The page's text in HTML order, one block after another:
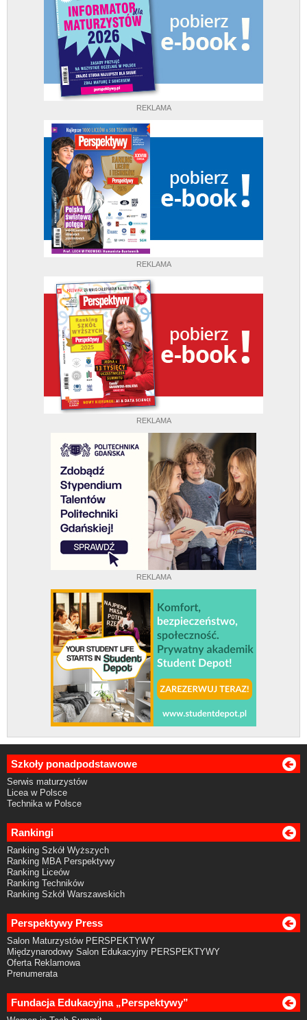
REKLAMA
REKLAMA
REKLAMA
REKLAMA
Szkoły ponadpodstawowe
Serwis maturzystów
Licea w Polsce
Technika w Polsce
Rankingi
Ranking Szkół Wyższych
Ranking MBA Perspektywy
Ranking Liceów
Ranking Techników
Ranking Szkół Warszawskich
Perspektywy Press
Salon Maturzystów PERSPEKTYWY
Międzynarodowy Salon Edukacyjny PERSPEKTYWY
Oferta Reklamowa
Prenumerata
Fundacja Edukacyjna „Perspektywy”